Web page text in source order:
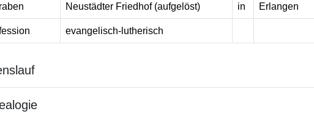
Neustädter Friedhof (aufgelöst) in Erlangen
evangelisch-lutherisch